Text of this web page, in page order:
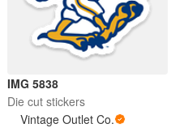
IMG 5838
Die cut stickers
Vintage Outlet Co.